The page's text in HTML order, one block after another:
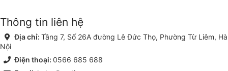
Thông tin liên hệ
Địa chỉ: Tầng 7, Số 26A đường Lê Đức Thọ, Phường Từ Liêm, Hà
Nội
Điện thoại: 0566 685 688